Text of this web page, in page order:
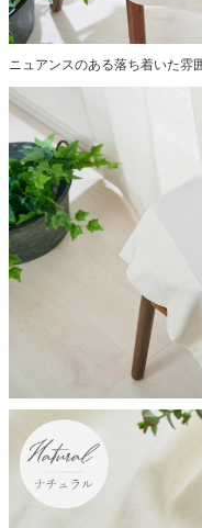
ニュアンスのある落ち着いた雰